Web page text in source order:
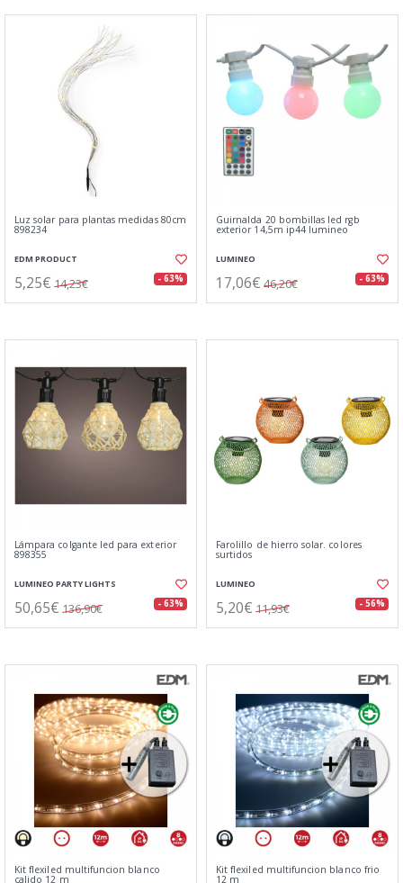
Luz solar para plantas medidas 80cm
898234
EDM PRODUCT
5,25€ 14,23€ - 63%
Guirnalda 20 bombillas led rgb
exterior 14,5m ip44 lumineo
LUMINEO
17,06€ 46,20€ - 63%
Lámpara colgante led para exterior
898355
LUMINEO PARTY LIGHTS
50,65€ 136,90€ - 63%
Farolillo de hierro solar. colores
surtidos
LUMINEO
5,20€ 11,93€ - 56%
Kit flexiled multifuncion blanco
calido 12 m
Kit flexiled multifuncion blanco frio
12 m